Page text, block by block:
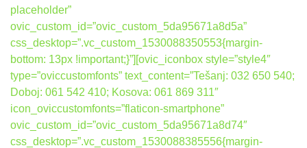
placeholder”
ovic_custom_id=”ovic_custom_5da95671a8d5a”
css_desktop=”.vc_custom_1530088350553{margin-
bottom: 13px !important;}”][ovic_iconbox style=”style4″
type=”oviccustomfonts” text_content=”Tešanj: 032 650 540;
Doboj: 061 542 410; Kosova: 061 869 311″
icon_oviccustomfonts=”flaticon-smartphone”
ovic_custom_id=”ovic_custom_5da95671a8d74″
css_desktop=”.vc_custom_1530088385556{margin-